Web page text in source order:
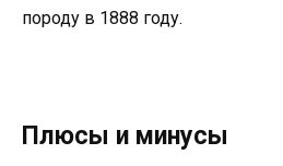
породу в 1888 году.
Плюсы и минусы